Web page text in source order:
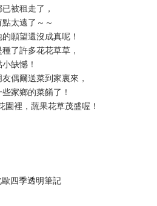
被租走了，
太遠了～～
願望還沒成真呢！
了許多花花草草，
缺憾！
偶爾送菜到家裏來，
家鄉的菜餚了！
園裡，蔬果花草茂盛喔！
四季透明筆記